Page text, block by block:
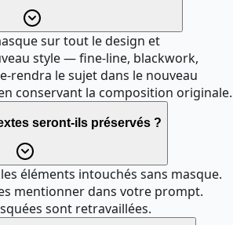
sur tout le design et
style — fine-line, blackwork,
rendra le sujet dans le nouveau
conservant la composition originale.
seront-ils préservés ?
éléments intouchés sans masque.
mentionner dans votre prompt.
sont retravaillées.